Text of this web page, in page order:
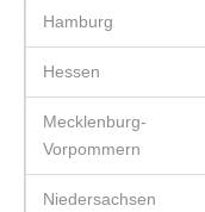
Hamburg
Hessen
Mecklenburg-
Vorpommern
Niedersachsen